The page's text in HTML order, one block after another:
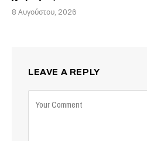
8 Αυγούστου, 2026
LEAVE A REPLY